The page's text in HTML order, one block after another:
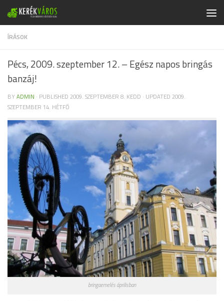
Skip to content
ÍRÁSOK
Pécs, 2009. szeptember 12. – Egész napos bringás
banzáj!
BY ADMIN · PUBLISHED 2009. SZEPTEMBER 8. KEDD · UPDATED 2009.
SZEPTEMBER 14. HÉTFŐ
bringaemelés áprilisban